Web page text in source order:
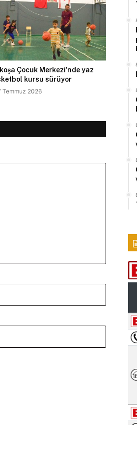
Çocuk Merkezi’nde yaz
kursu sürüyor
Temmuz 2026